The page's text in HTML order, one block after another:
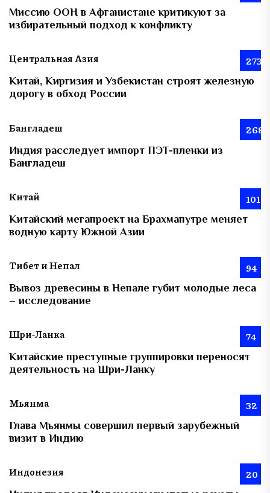
Миссию ООН в Афганистане критикуют за
избирательный подход к конфликту
Центральная Азия 273
Китай, Киргизия и Узбекистан строят железную
дорогу в обход России
Бангладеш 268
Индия расследует импорт ПЭТ-пленки из
Бангладеш
Китай 101
Китайский мегапроект на Брахмапутре меняет
водную карту Южной Азии
Тибет и Непал 94
Вывоз древесины в Непале губит молодые леса
– исследование
Шри-Ланка 74
Китайские преступные группировки переносят
деятельность на Шри-Ланку
Мьянма 32
Глава Мьянмы совершил первый зарубежный
визит в Индию
Индонезия 20